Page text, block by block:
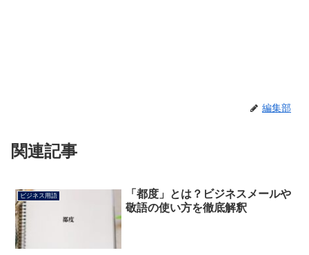
編集部
関連記事
ビジネス用語
「都度」とは？ビジネスメールや
敬語の使い方を徹底解釈